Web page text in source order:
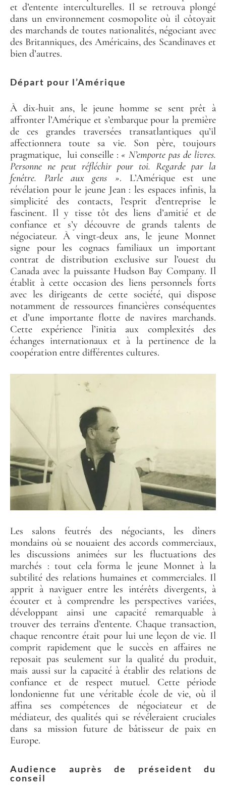
et d’entente interculturelles. Il se retrouva plongé
dans un environnement cosmopolite où il côtoyait
des marchands de toutes nationalités, négociant avec
des Britanniques, des Américains, des Scandinaves et
bien d’autres.
Départ pour l’Amérique
À dix-huit ans, le jeune homme se sent prêt à
affronter l’Amérique et s’embarque pour la première
de ces grandes traversées transatlantiques qu’il
affectionnera toute sa vie. Son père, toujours
pragmatique, lui conseille : « N’emporte pas de livres.
Personne ne peut réfléchir pour toi. Regarde par la
fenêtre. Parle aux gens ». L’Amérique est une
révélation pour le jeune Jean : les espaces infinis, la
simplicité des contacts, l’esprit d’entreprise le
fascinent. Il y tisse tôt des liens d’amitié et de
confiance et s’y découvre de grands talents de
négociateur. À vingt-deux ans, le jeune Monnet
signe pour les cognacs familiaux un important
contrat de distribution exclusive sur l’ouest du
Canada avec la puissante Hudson Bay Company. Il
établit à cette occasion des liens personnels forts
avec les dirigeants de cette société, qui dispose
notamment de ressources financières conséquentes
et d’une importante flotte de navires marchands.
Cette expérience l’initia aux complexités des
échanges internationaux et à la pertinence de la
coopération entre différentes cultures.
Les salons feutrés des négociants, les dîners
mondains où se nouaient des accords commerciaux,
les discussions animées sur les fluctuations des
marchés : tout cela forma le jeune Monnet à la
subtilité des relations humaines et commerciales. Il
apprit à naviguer entre les intérêts divergents, à
écouter et à comprendre les perspectives variées,
développant ainsi une capacité remarquable à
trouver des terrains d’entente. Chaque transaction,
chaque rencontre était pour lui une leçon de vie. Il
comprit rapidement que le succès en affaires ne
reposait pas seulement sur la qualité du produit,
mais aussi sur la capacité à établir des relations de
confiance et de respect mutuel. Cette période
londonienne fut une véritable école de vie, où il
affina ses compétences de négociateur et de
médiateur, des qualités qui se révéleraient cruciales
dans sa mission future de bâtisseur de paix en
Europe.
Audience auprès de préseident du
conseil